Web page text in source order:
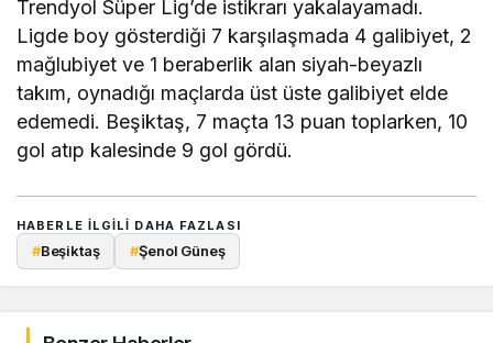
Trendyol Süper Lig’de istikrarı yakalayamadı.
Ligde boy gösterdiği 7 karşılaşmada 4 galibiyet, 2
mağlubiyet ve 1 beraberlik alan siyah-beyazlı
takım, oynadığı maçlarda üst üste galibiyet elde
edemedi. Beşiktaş, 7 maçta 13 puan toplarken, 10
gol atıp kalesinde 9 gol gördü.
HABERLE ILGILI DAHA FAZLASI
#Beşiktaş #Şenol Güneş